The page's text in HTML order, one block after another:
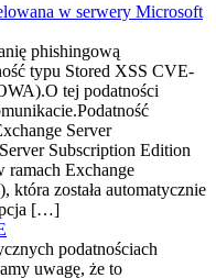
w serwery Microsoft
phishingową
typu Stored XSS CVE-
tej podatności
Server
Subscription Edition
ramach Exchange
została automatycznie
[…]
podatnościach
uwagę, że to